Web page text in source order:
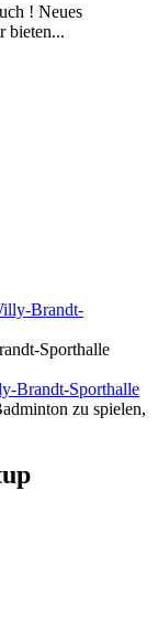
! Neues
bieten...
Brandt-
Sporthalle
zu spielen,